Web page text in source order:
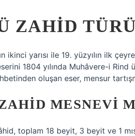
ZAHID
ikinci yarısı ile 19. yüzyılın ilk
1804 yılında Muhâvere-i
oluşan eser, mensur
MESNEVI
toplam 18 beyit, 3 beyit ve 1